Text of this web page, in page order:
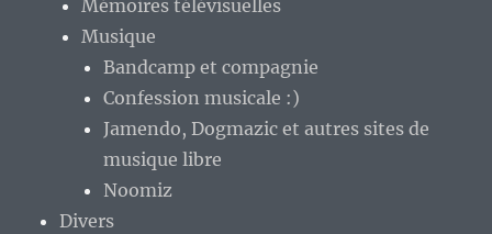
Mémoires télévisuelles
Musique
Bandcamp et compagnie
Confession musicale :)
Jamendo, Dogmazic et autres sites de
musique libre
Noomiz
Divers